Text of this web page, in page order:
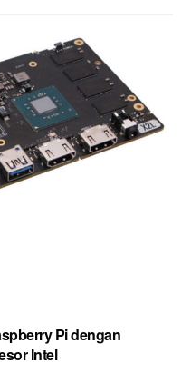
Pi dengan
Intel